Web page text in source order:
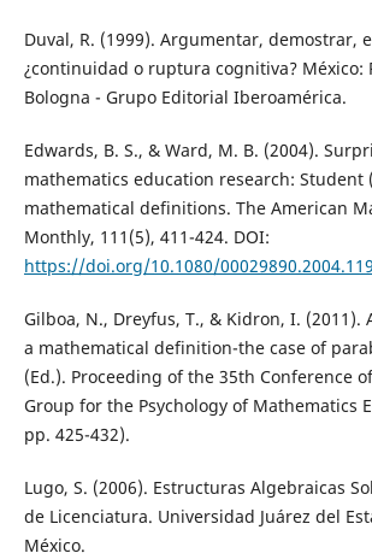
Duval, R. (1999). Argumentar, demostrar,
¿continuidad o ruptura cognitiva? México:
Bologna - Grupo Editorial Iberoamérica.
Edwards, B. S., & Ward, M. B. (2004).
mathematics education research: Student
mathematical definitions. The American
Monthly, 111(5), 411-424. DOI:
https://doi.org/10.1080/
Gilboa, N., Dreyfus, T., & Kidron, I. (2011).
a mathematical definition-the case of
(Ed.). Proceeding of the 35th Conference
Group for the Psychology of Mathematics
pp. 425-432).
Lugo, S. (2006). Estructuras Algebraicas
de Licenciatura. Universidad Juárez del
México.